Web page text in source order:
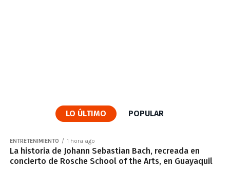
LO ÚLTIMO POPULAR
ENTRETENIMIENTO 1 hora ago
La historia de Johann Sebastian Bach, recreada en
concierto de Rosche School of the Arts, en Guayaquil